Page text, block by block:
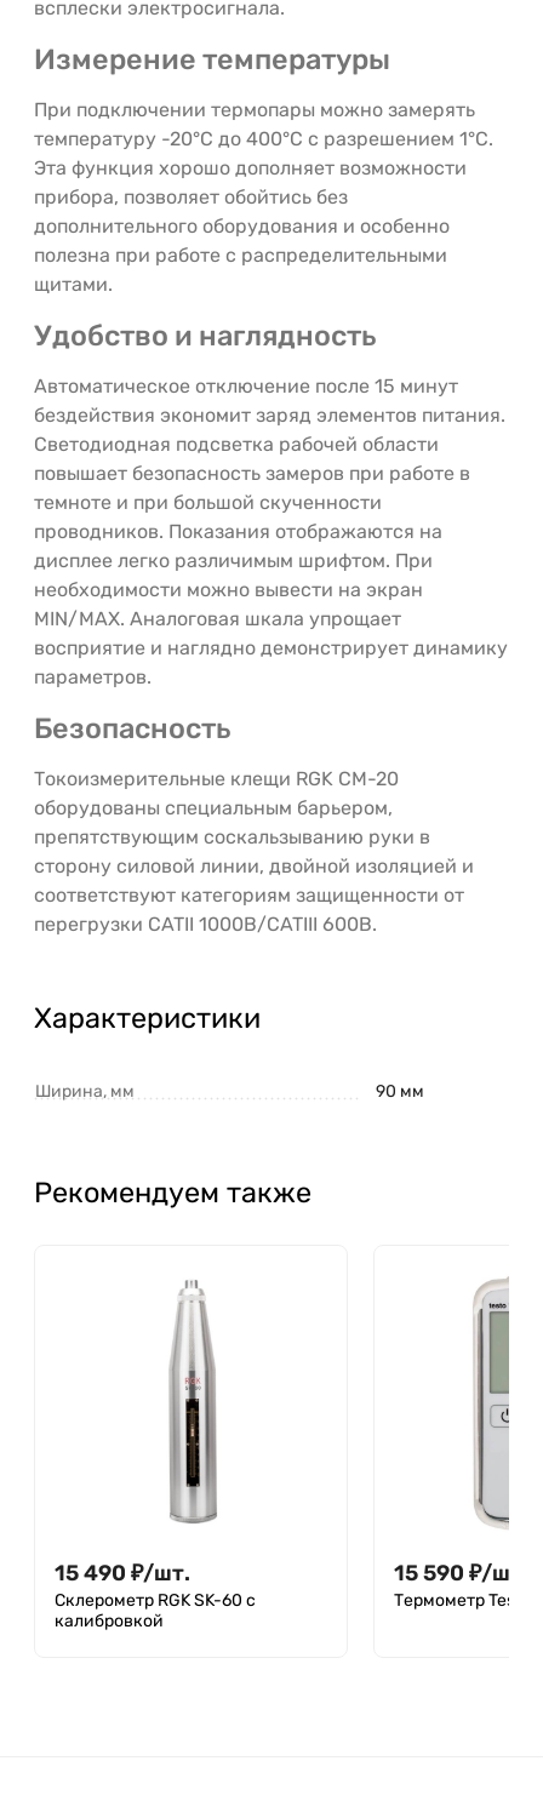
всплески электросигнала.
Измерение температуры
При подключении термопары можно замерять
температуру -20°C до 400°C с разрешением 1°С.
Эта функция хорошо дополняет возможности
прибора, позволяет обойтись без
дополнительного оборудования и особенно
полезна при работе с распределительными
щитами.
Удобство и наглядность
Автоматическое отключение после 15 минут
бездействия экономит заряд элементов питания.
Светодиодная подсветка рабочей области
повышает безопасность замеров при работе в
темноте и при большой скученности
проводников. Показания отображаются на
дисплее легко различимым шрифтом. При
необходимости можно вывести на экран
MIN/MAX. Аналоговая шкала упрощает
восприятие и наглядно демонстрирует динамику
параметров.
Безопасность
Токоизмерительные клещи RGK CM-20
оборудованы специальным барьером,
препятствующим соскальзыванию руки в
сторону силовой линии, двойной изоляцией и
соответствуют категориям защищенности от
перегрузки CATII 1000В/CATIII 600В.
Характеристики
Ширина, мм 90 мм
Рекомендуем также
15 490 ₽/шт.
Склерометр RGK SK-60 с
калибровкой
15 590 ₽/шт.
Термометр Testo